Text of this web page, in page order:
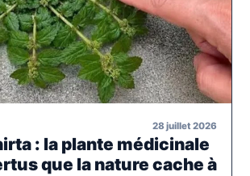
28 juillet 2026
: la plante médicinale
que la nature cache à